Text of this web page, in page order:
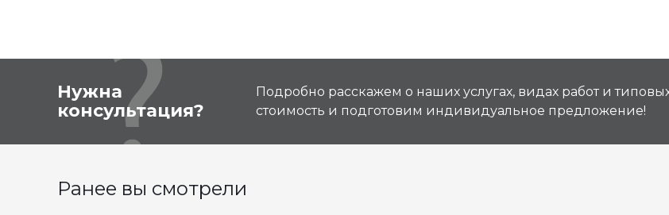
Нужна
консультация?
Подробно расскажем о наших услугах, видах работ и
стоимость и подготовим индивидуальное предложение!
Ранее вы смотрели